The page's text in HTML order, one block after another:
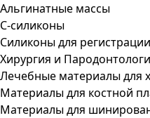
Альгинатные массы
С-силиконы
Силиконы для
Хирургия и
Лечебные материалы для
Материалы для костной
Материалы для